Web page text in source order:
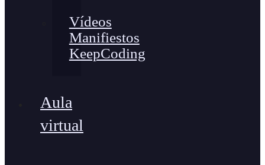
Vídeos
Manifiestos
KeepCoding
Aula
virtual